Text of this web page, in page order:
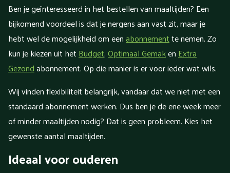
Ben je geïnteresseerd in het bestellen van maaltijden? Een
bijkomend voordeel is dat je nergens aan vast zit, maar je
hebt wel de mogelijkheid om eenabonnementte nemen. Zo
kun je kiezen uit het Budget,Optimaal Gemaken Extra
Gezondabonnement. Op die manier is er voor ieder wat wils.
Wij vinden flexibiliteit belangrijk, vandaar dat we niet met een
standaard abonnement werken. Dus ben je de ene week meer
of minder maaltijden nodig? Dat is geen probleem. Kies het
gewenste aantal maaltijden.
Ideaal voor ouderen